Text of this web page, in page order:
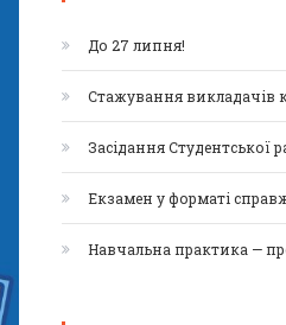
До 27 липня!
Стажування викладачів
Засідання Студентської
Екзамен у форматі
Навчальна практика —